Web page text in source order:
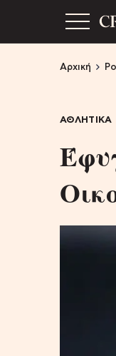
Αρχική
ΑΘΛΗΤΙΚΑ